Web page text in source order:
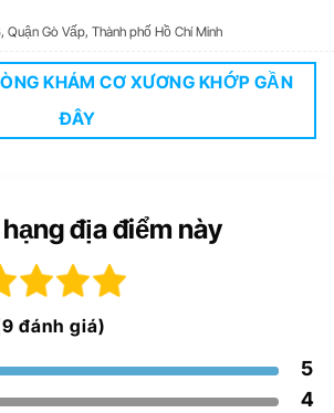
Quận Gò Vấp, Thành phố Hồ Chí Minh
KHÁM CƠ XƯƠNG KHỚP GẦN
ĐÂY
địa điểm này
đánh giá)
5
4